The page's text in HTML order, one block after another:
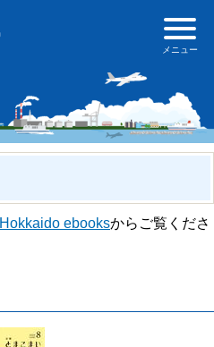
Hokkaido ebooksからご覧くださ